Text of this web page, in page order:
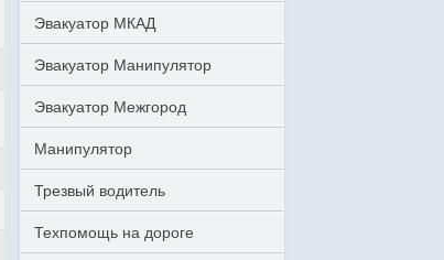
Эвакуатор МКАД
Эвакуатор Манипулятор
Эвакуатор Межгород
Манипулятор
Трезвый водитель
Техпомощь на дороге